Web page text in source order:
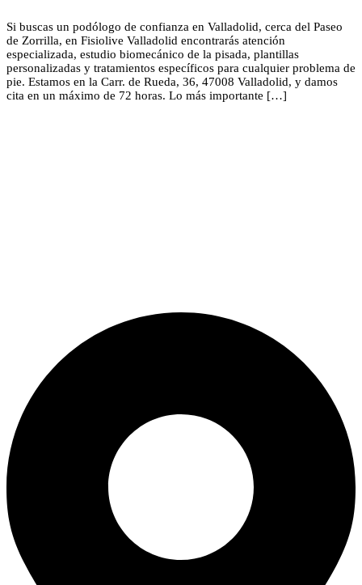
Si buscas un podólogo de confianza en Valladolid, cerca del Paseo
de Zorrilla, en Fisiolive Valladolid encontrarás atención
especializada, estudio biomecánico de la pisada, plantillas
personalizadas y tratamientos específicos para cualquier problema de
pie. Estamos en la Carr. de Rueda, 36, 47008 Valladolid, y damos
cita en un máximo de 72 horas. Lo más importante […]